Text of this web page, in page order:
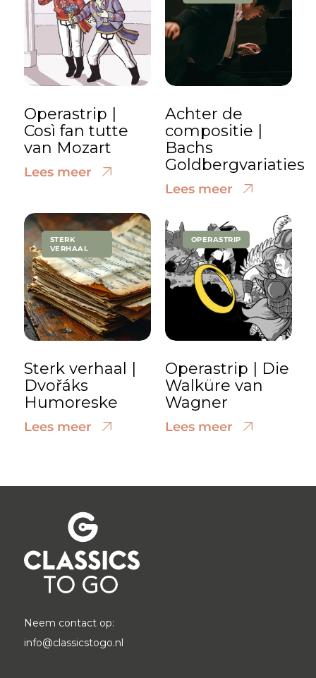
Operastrip |
Così fan tutte
van Mozart
Lees meer
Achter de
compositie |
Bachs
Goldbergvariaties
Lees meer
STERK
VERHAAL
Sterk verhaal |
Dvořáks
Humoreske
Lees meer
OPERASTRIP
Operastrip | Die
Walküre van
Wagner
Lees meer
Neem contact op:
info@classicstogo.nl